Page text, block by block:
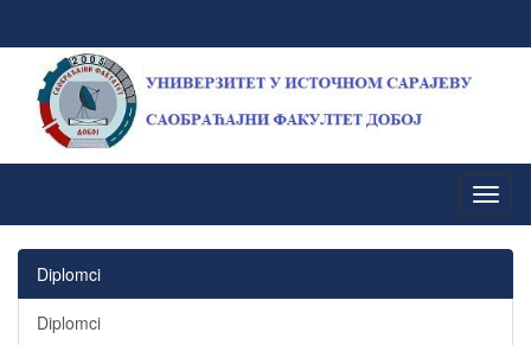
Diplomci
Diplomci